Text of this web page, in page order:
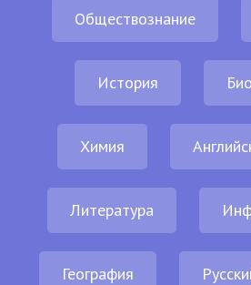
Обществознание
История
Химия
Литература
География